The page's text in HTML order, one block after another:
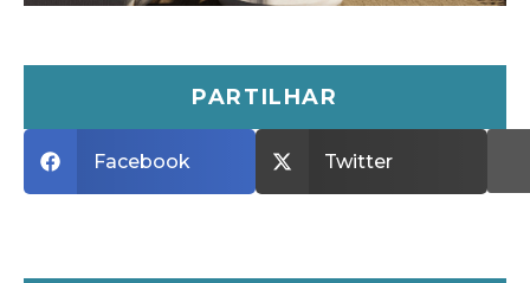
PARTILHAR
Facebook Twitter